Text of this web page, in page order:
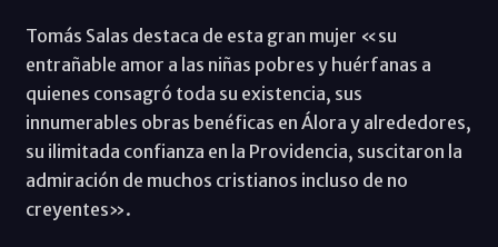
Tomás Salas destaca de esta gran mujer «su
entrañable amor a las niñas pobres y huérfanas a
quienes consagró toda su existencia, sus
innumerables obras benéficas en Álora y alrededores,
su ilimitada confianza en la Providencia, suscitaron la
admiración de muchos cristianos incluso de no
creyentes».